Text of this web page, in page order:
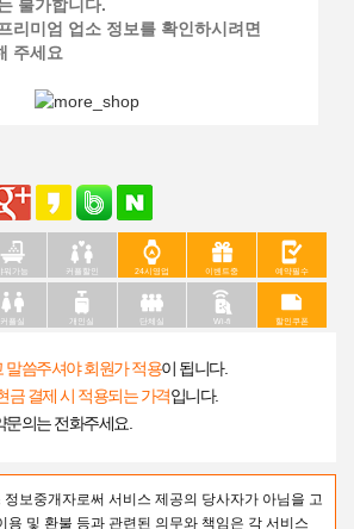
불가합니다.
리미엄 업소 정보를 확인하시려면
주세요
워가능 커플할인 24시영업 이벤트중 예약필수
커플실 개인실 단체실 Wi-fi 할인쿠폰
말씀주셔야 회원가 적용이 됩니다.
금 결제 시 적용되는 가격입니다.
의는 전화주세요.
보중개자로써 서비스 제공의 당사자가 아님을 고
용 및 환불 등과 관련된 의무와 책임은 각 서비스